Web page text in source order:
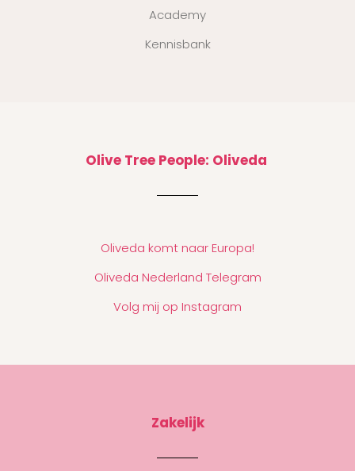
Academy
Kennisbank
Olive Tree People: Oliveda
Oliveda komt naar Europa!
Oliveda Nederland Telegram
Volg mij op Instagram
Zakelijk